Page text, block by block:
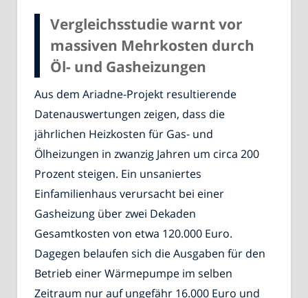
Vergleichsstudie warnt vor
massiven Mehrkosten durch
Öl- und Gasheizungen
Aus dem Ariadne-Projekt resultierende
Datenauswertungen zeigen, dass die
jährlichen Heizkosten für Gas- und
Ölheizungen in zwanzig Jahren um circa 200
Prozent steigen. Ein unsaniertes
Einfamilienhaus verursacht bei einer
Gasheizung über zwei Dekaden
Gesamtkosten von etwa 120.000 Euro.
Dagegen belaufen sich die Ausgaben für den
Betrieb einer Wärmepumpe im selben
Zeitraum nur auf ungefähr 16.000 Euro und